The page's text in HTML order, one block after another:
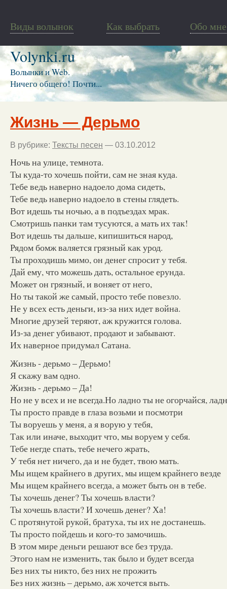
Виды волынок Как выбрать Обо мне
Volynki.ru
Волынки и Web.
Ничего общего! Почти...
Жизнь — Дерьмо
В рубрике: Тексты песен — 03.10.2012
Ночь на улице, темнота.
Ты куда-то хочешь пойти, сам не зная куда.
Тебе ведь наверно надоело дома сидеть,
Тебе ведь наверно надоело в стены глядеть.
Вот идешь ты ночью, а в подъездах мрак.
Смотришь панки там тусуются, а мать их так!
Вот идешь ты дальше, кипишиться народ,
Рядом бомж валяется грязный как урод.
Ты проходишь мимо, он денег спросит у тебя.
Дай ему, что можешь дать, остальное ерунда.
Может он грязный, и воняет от него,
Но ты такой же самый, просто тебе повезло.
Не у всех есть деньги, из-за них идет война.
Многие друзей теряют, аж кружится голова.
Из-за денег убивают, продают и забывают.
Их наверное придумал Сатана.
Жизнь - дерьмо – Дерьмо!
Я скажу вам одно.
Жизнь - дерьмо – Да!
Но не у всех и не всегда.Но ладно ты не огорчайся,
Ты просто правде в глаза возьми и посмотри
Ты воруешь у меня, а я ворую у тебя,
Так или иначе, выходит что, мы воруем у себя.
Тебе негде спать, тебе нечего жрать,
У тебя нет ничего, да и не будет, твою мать.
Мы ищем крайнего в других, мы ищем крайнего везде
Мы ищем крайнего всегда, а может быть он в тебе.
Ты хочешь денег? Ты хочешь власти?
Ты хочешь власти? И хочешь денег? Ха!
С протянутой рукой, братуха, ты их не достанешь.
Ты просто пойдешь и кого-то замочишь.
В этом мире деньги решают все без труда.
Этого нам не изменить, так было и будет всегда
Без них ты никто, без них не прожить
Без них жизнь – дерьмо, аж хочется выть.